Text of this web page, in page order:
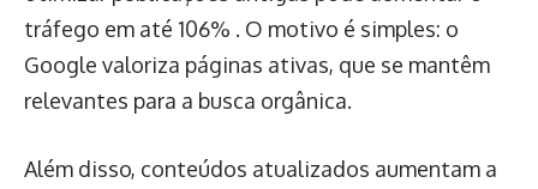
tráfego em até 106% . O motivo é simples: o
Google valoriza páginas ativas, que se mantêm
relevantes para a busca orgânica.
Além disso, conteúdos atualizados aumentam a